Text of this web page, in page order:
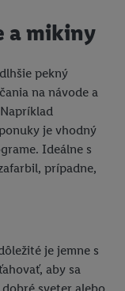
a mikiny
pekný
na návode a
je vhodný
Ideálne s
prípadne,
je jemne s
aby sa
s účinnosťou
osobných